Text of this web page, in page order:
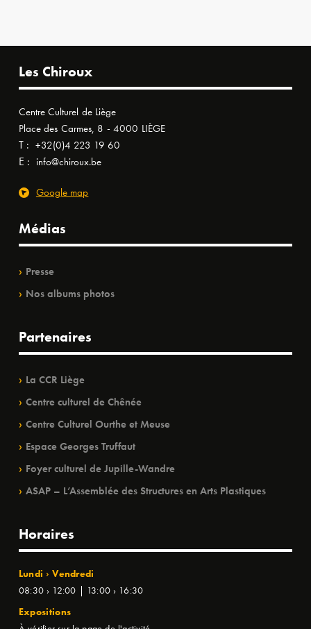
Les Chiroux
Centre Culturel de Liège
Place des Carmes, 8 - 4000 LIÈGE
T : +32(0)4 223 19 60
E : info@chiroux.be
Google map
Médias
Presse
Nos albums photos
Partenaires
La CCR Liège
Centre culturel de Chênée
Centre Culturel Ourthe et Meuse
Espace Georges Truffaut
Foyer culturel de Jupille-Wandre
ASAP – L’Assemblée des Structures en Arts Plastiques
Horaires
Lundi › Vendredi
08:30 › 12:00 | 13:00 › 16:30
Expositions